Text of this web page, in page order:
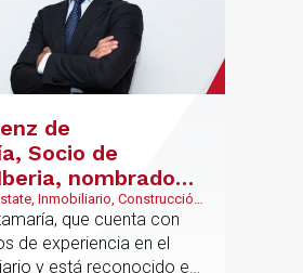
de
Socio de
nombrado
de
de Andersen
Inmobiliario, Construcción
que cuenta con
de experiencia en el
y está reconocido en